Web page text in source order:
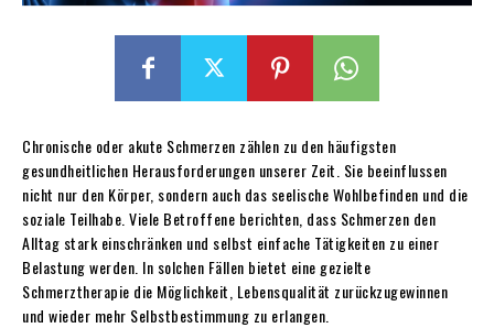
Chronische oder akute Schmerzen zählen zu den häufigsten
gesundheitlichen Herausforderungen unserer Zeit. Sie beeinflussen
nicht nur den Körper, sondern auch das seelische Wohlbefinden und die
soziale Teilhabe. Viele Betroffene berichten, dass Schmerzen den
Alltag stark einschränken und selbst einfache Tätigkeiten zu einer
Belastung werden. In solchen Fällen bietet eine gezielte
Schmerztherapie die Möglichkeit, Lebensqualität zurückzugewinnen
und wieder mehr Selbstbestimmung zu erlangen.